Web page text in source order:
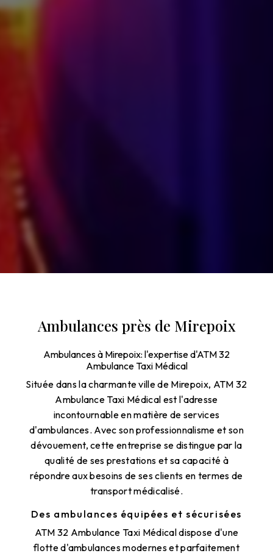
Ambulances près de Mirepoix
Ambulances à Mirepoix: l'expertise d'ATM 32
Ambulance Taxi Médical
Située dans la charmante ville de Mirepoix, ATM 32
Ambulance Taxi Médical est l'adresse
incontournable en matière de services
d'ambulances. Avec son professionnalisme et son
dévouement, cette entreprise se distingue par la
qualité de ses prestations et sa capacité à
répondre aux besoins de ses clients en termes de
transport médicalisé.
Des ambulances équipées et sécurisées
ATM 32 Ambulance Taxi Médical dispose d'une
flotte d'ambulances modernes et parfaitement